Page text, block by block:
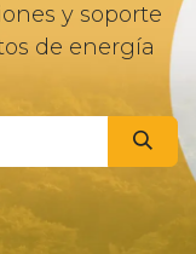
y soporte
de energía